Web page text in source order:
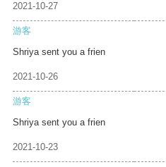
2021-10-27
游客
Shriya sent you a frien
2021-10-26
游客
Shriya sent you a frien
2021-10-23